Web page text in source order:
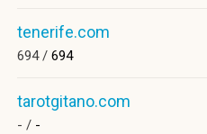
tenerife.com
694 / 694
tarotgitano.com
- / -